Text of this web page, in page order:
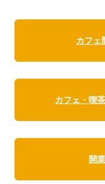
カフェ
カフェ・喫
開